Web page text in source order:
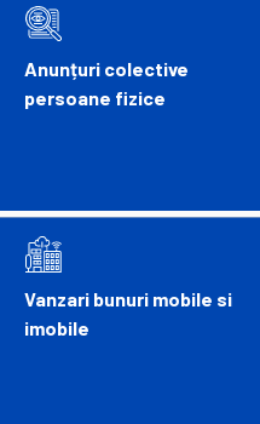
Anunțuri colective
persoane fizice
Vanzari bunuri mobile si
imobile